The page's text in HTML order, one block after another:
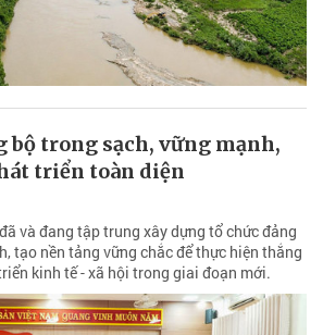
bộ trong sạch, vững mạnh,
triển toàn diện
và đang tập trung xây dựng tổ chức đảng
tạo nền tảng vững chắc để thực hiện thắng
kinh tế - xã hội trong giai đoạn mới.